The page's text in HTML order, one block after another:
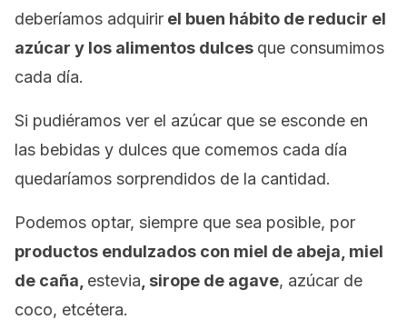
deberíamos adquirir el buen hábito de reducir el
azúcar y los alimentos dulces que consumimos
cada día.
Si pudiéramos ver el azúcar que se esconde en
las bebidas y dulces que comemos cada día
quedaríamos sorprendidos de la cantidad.
Podemos optar, siempre que sea posible, por
productos endulzados con miel de abeja, miel
de caña, estevia , sirope de agave, azúcar de
coco, etcétera.